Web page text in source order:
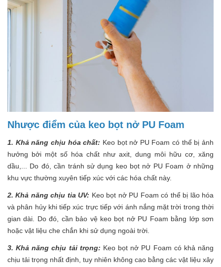
Nhược điểm của keo bọt nở PU Foam
1. Khả năng chịu hóa chất: Keo bọt nở PU Foam có thể bị ảnh
hưởng bởi một số hóa chất như axit, dung môi hữu cơ, xăng
dầu,... Do đó, cần tránh sử dụng keo bọt nở PU Foam ở những
khu vực thường xuyên tiếp xúc với các hóa chất này.
2. Khả năng chịu tia UV: Keo bọt nở PU Foam có thể bị lão hóa
và phân hủy khi tiếp xúc trực tiếp với ánh nắng mặt trời trong thời
gian dài. Do đó, cần bảo vệ keo bọt nở PU Foam bằng lớp sơn
hoặc vật liệu che chắn khi sử dụng ngoài trời.
3. Khả năng chịu tải trọng: Keo bọt nở PU Foam có khả năng
chịu tải trọng nhất định, tuy nhiên không cao bằng các vật liệu xây